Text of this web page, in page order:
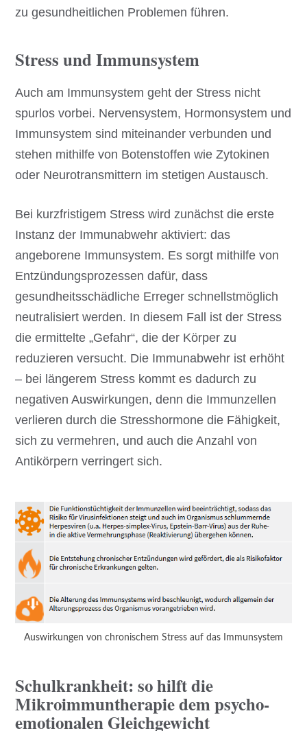
zu gesundheitlichen Problemen führen.
Stress und Immunsystem
Auch am Immunsystem geht der Stress nicht
spurlos vorbei. Nervensystem, Hormonsystem und
Immunsystem sind miteinander verbunden und
stehen mithilfe von Botenstoffen wie Zytokinen
oder Neurotransmittern im stetigen Austausch.
Bei kurzfristigem Stress wird zunächst die erste
Instanz der Immunabwehr aktiviert: das
angeborene Immunsystem. Es sorgt mithilfe von
Entzündungsprozessen dafür, dass
gesundheitsschädliche Erreger schnellstmöglich
neutralisiert werden. In diesem Fall ist der Stress
die ermittelte „Gefahr“, die der Körper zu
reduzieren versucht. Die Immunabwehr ist erhöht
– bei längerem Stress kommt es dadurch zu
negativen Auswirkungen, denn die Immunzellen
verlieren durch die Stresshormone die Fähigkeit,
sich zu vermehren, und auch die Anzahl von
Antikörpern verringert sich.
Auswirkungen von chronischem Stress auf das Immunsystem
Schulkrankheit: so hilft die
Mikroimmuntherapie dem psycho-
emotionalen Gleichgewicht